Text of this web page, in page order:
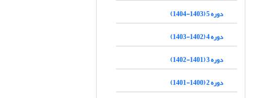
دوره 5 (1403-1404)
دوره 4 (1402-1403)
دوره 3 (1401-1402)
دوره 2 (1400-1401)